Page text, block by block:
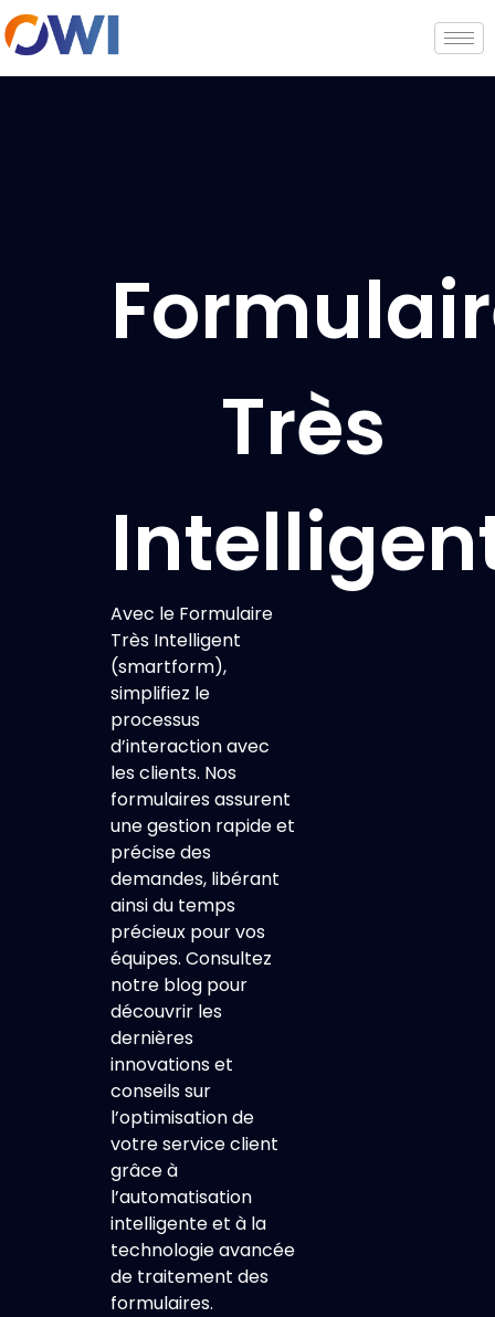
Très
Avec le Formulaire
Très Intelligent
(smartform),
simplifiez le
processus
d’interaction avec
les clients. Nos
formulaires assurent
une gestion rapide et
précise des
demandes, libérant
ainsi du temps
précieux pour vos
équipes. Consultez
notre blog pour
découvrir les
dernières
innovations et
conseils sur
l’optimisation de
votre service client
grâce à
l’automatisation
intelligente et à la
technologie avancée
de traitement des
formulaires.